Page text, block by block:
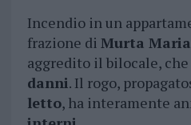
Incendio in un
frazione di Murta Maria
aggredito il bilocale,
danni. Il rogo,
letto, ha interamente